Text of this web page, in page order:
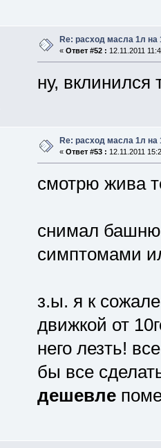
Re: расход масла 1л на
« Ответ #52 : 12.11.2011
ну, вклинился
Re: расход масла 1л на
« Ответ #53 : 12.11.2011
смотрю жива
снимал башню
симптомами
з.ы. я к
движкой от
него лезть!
бы все
дешевле